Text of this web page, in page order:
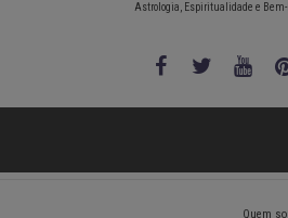
Astrologia, Espiritualidade e Bem-
Quem